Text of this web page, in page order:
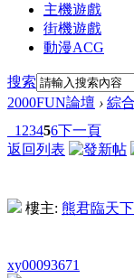
主機遊戲
街機遊戲
動漫ACG
搜索
2000FUN論壇 › 綜
1 23456下一頁
返回列表
樓主: 熊君臨天下
xy00093671